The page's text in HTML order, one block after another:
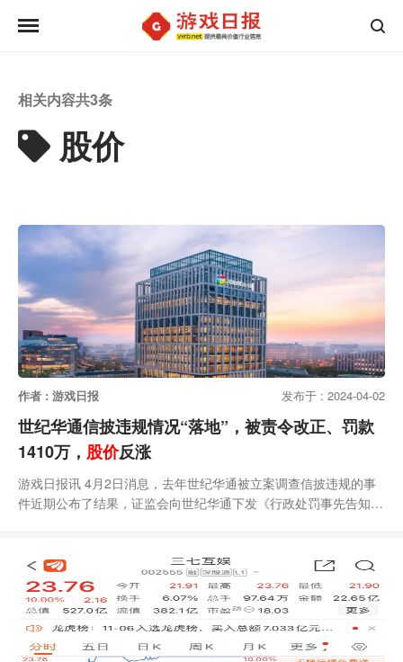
相关内容共3条
股价
作者 : 游戏日报 发布于 : 2024-04-02
世纪华通信披违规情况“落地”，被责令改正、罚款
1410万， 股价反涨
游戏日报讯 4月2日消息，去年世纪华通被立案调查信披违规的事
件近期公布了结果，证监会向世纪华通下发《行政处罚事先告知
业绩承诺完成情况临时报告存在虚假记载。最终证监会决定责令世
纪华通改正，对公司以及相关高管与负责人罚款总计1410万元。
该结果可能影响世纪华通收购盛趣游戏业